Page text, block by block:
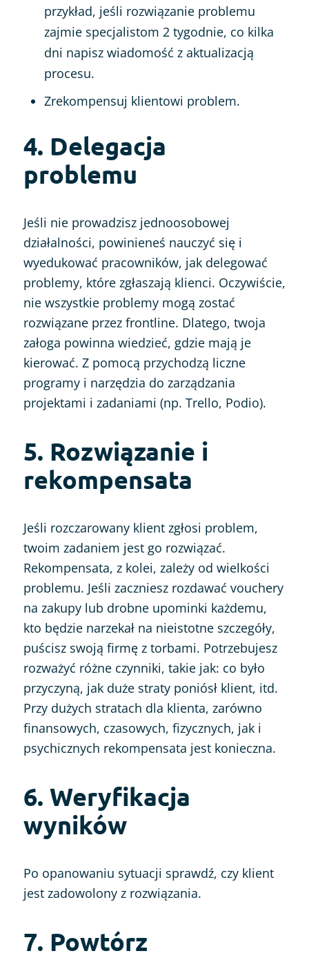
przykład, jeśli rozwiązanie problemu
zajmie specjalistom 2 tygodnie, co kilka
dni napisz wiadomość z aktualizacją
procesu.
Zrekompensuj klientowi problem.
4. Delegacja
problemu
Jeśli nie prowadzisz jednoosobowej
działalności, powinieneś nauczyć się i
wyedukować pracowników, jak delegować
problemy, które zgłaszają klienci. Oczywiście,
nie wszystkie problemy mogą zostać
rozwiązane przez frontline. Dlatego, twoja
załoga powinna wiedzieć, gdzie mają je
kierować. Z pomocą przychodzą liczne
programy i narzędzia do zarządzania
projektami i zadaniami (np. Trello, Podio).
5. Rozwiązanie i
rekompensata
Jeśli rozczarowany klient zgłosi problem,
twoim zadaniem jest go rozwiązać.
Rekompensata, z kolei, zależy od wielkości
problemu. Jeśli zaczniesz rozdawać vouchery
na zakupy lub drobne upominki każdemu,
kto będzie narzekał na nieistotne szczegóły,
puścisz swoją firmę z torbami. Potrzebujesz
rozważyć różne czynniki, takie jak: co było
przyczyną, jak duże straty poniósł klient, itd.
Przy dużych stratach dla klienta, zarówno
finansowych, czasowych, fizycznych, jak i
psychicznych rekompensata jest konieczna.
6. Weryfikacja
wyników
Po opanowaniu sytuacji sprawdź, czy klient
jest zadowolony z rozwiązania.
7. Powtórz